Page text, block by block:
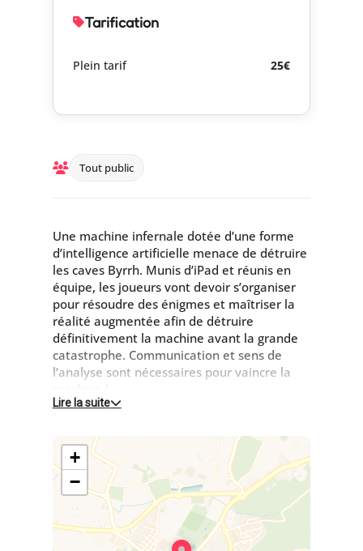
Tout public
Une machine infernale dotée d’une forme
d’intelligence artificielle menace de détruire
les caves Byrrh. Munis d’iPad et réunis en
équipe, les joueurs vont devoir s’organiser
pour résoudre des énigmes et maîtriser la
réalité augmentée afin de détruire
définitivement la machine avant la grande
catastrophe. Communication et sens de
l’analyse sont nécessaires pour vaincre la
Tarif : 25 euros/personne. Réservation
obligatoire.
A partir de 14 ans
Jeu en équipes de 3 à 5 personnes
Lire la suite
+
−
Tarification
Plein tarif 25€